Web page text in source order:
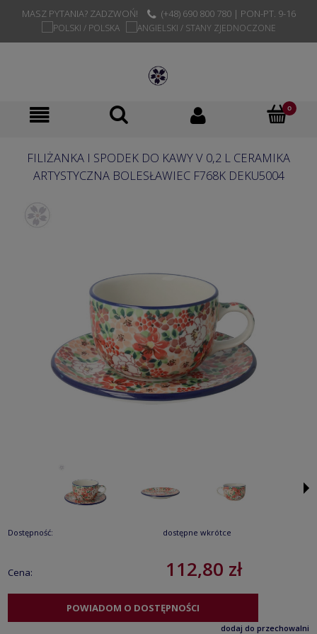
MASZ PYTANIA? ZADZWOŃ! (+48) 690 800 780 | PON-PT. 9-16
FILIŻANKA I SPODEK DO KAWY V 0,2 L CERAMIKA
ARTYSTYCZNA BOLESŁAWIEC F768K DEKU5004
Dostępność: dostępne wkrótce
Cena: 112,80 zł
POWIADOM O DOSTĘPNOŚCI
dodaj do przechowalni